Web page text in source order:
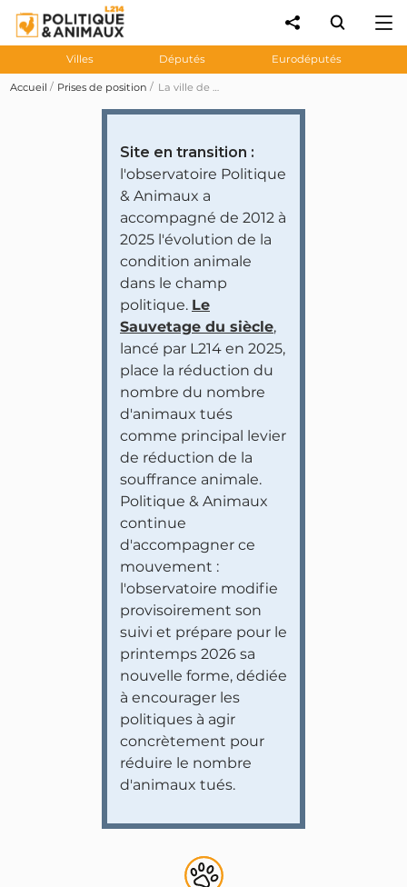
Villes Députés Eurodéputés
Accueil Prises de position La ville de Strasbourg s'engage à renforcer la place des animaux domestiques en ville: dispositif chats libres, création d'une brigade de protection animale, accueil dans les EHPAD, etc. (Plan d'actions 2023-2026)
Site en transition :
l'observatoire Politique
& Animaux a
accompagné de 2012 à
2025 l'évolution de la
condition animale
dans le champ
politique. Le
Sauvetage du siècle,
lancé par L214 en 2025,
place la réduction du
nombre du nombre
d'animaux tués
comme principal levier
de réduction de la
souffrance animale.
Politique & Animaux
continue
d'accompagner ce
mouvement :
l'observatoire modifie
provisoirement son
suivi et prépare pour le
printemps 2026 sa
nouvelle forme, dédiée
à encourager les
politiques à agir
concrètement pour
réduire le nombre
d'animaux tués.